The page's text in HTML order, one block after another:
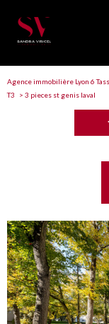
Agence immobilière Lyon 6
T3
3 pieces st genis laval